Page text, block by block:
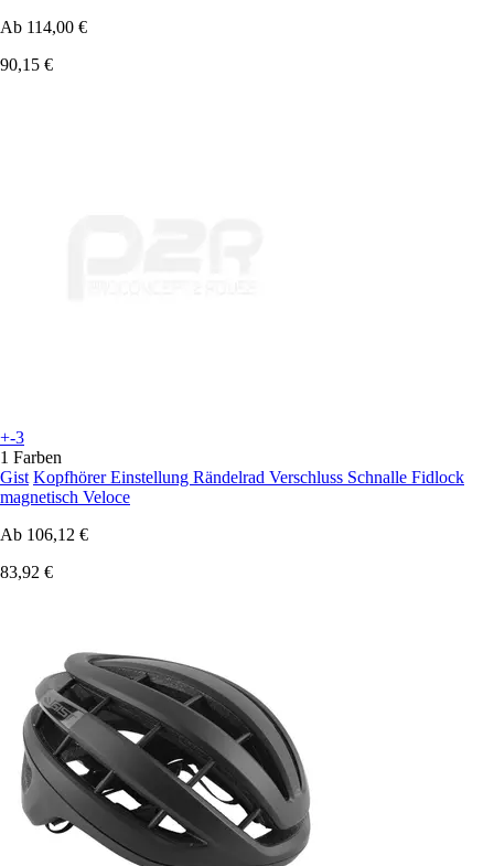
Ab 114,00 €
90,15 €
+-3
1 Farben
Gist Kopfhörer Einstellung Rändelrad Verschluss Schnalle Fidlock
magnetisch Veloce
Ab 106,12 €
83,92 €